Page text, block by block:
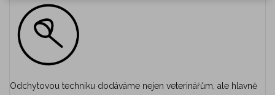
Odchytovou techniku dodáváme nejen veterinářům, ale hlavně